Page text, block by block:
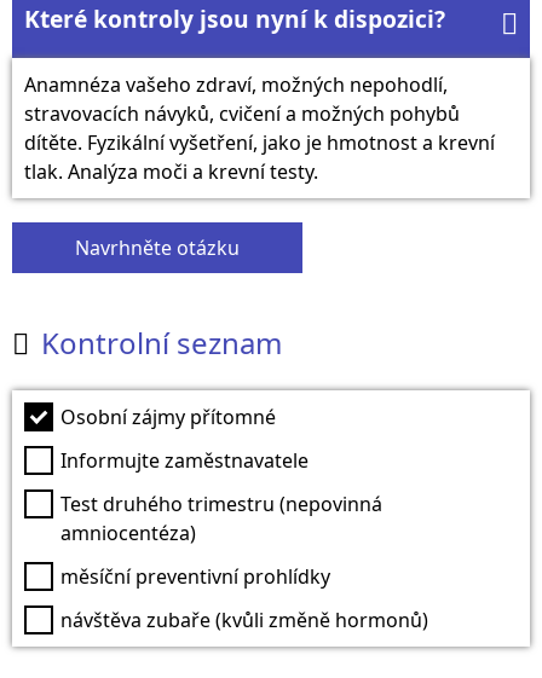
Které kontroly jsou nyní k dispozici? 
Anamnéza vašeho zdraví, možných nepohodlí,
stravovacích návyků, cvičení a možných pohybů
dítěte. Fyzikální vyšetření, jako je hmotnost a krevní
tlak. Analýza moči a krevní testy.
Navrhněte otázku
 Kontrolní seznam
Osobní zájmy přítomné
Informujte zaměstnavatele
Test druhého trimestru (nepovinná
amniocentéza)
měsíční preventivní prohlídky
návštěva zubaře (kvůli změně hormonů)